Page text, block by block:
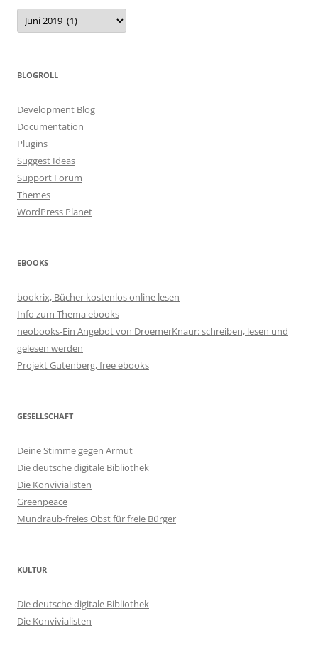
Archiv
BLOGROLL
Development Blog
Documentation
Plugins
Suggest Ideas
Support Forum
Themes
WordPress Planet
EBOOKS
bookrix, Bücher kostenlos online lesen
Info zum Thema ebooks
neobooks-Ein Angebot von DroemerKnaur: schreiben, lesen und
gelesen werden
Projekt Gutenberg, free ebooks
GESELLSCHAFT
Deine Stimme gegen Armut
Die deutsche digitale Bibliothek
Die Konvivialisten
Greenpeace
Mundraub-freies Obst für freie Bürger
KULTUR
Die deutsche digitale Bibliothek
Die Konvivialisten